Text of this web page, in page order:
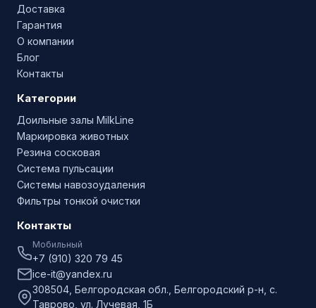
Доставка
Гарантия
О компании
Блог
Контакты
Категории
Доильные залы MilkLine
Маркировка животных
Резина сосковая
Система пульсации
Системы навозоудаления
Фильтры тонкой очистки
Контакты
Мобильный
+7 (910) 320 79 45
ice-it@yandex.ru
308504, Белгородская обл., Белгородский р-н, с.
Таврово, ул. Лучевая, 1Б